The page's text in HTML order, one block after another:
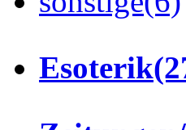
Esoterik